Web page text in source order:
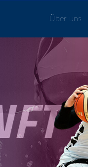
Über uns